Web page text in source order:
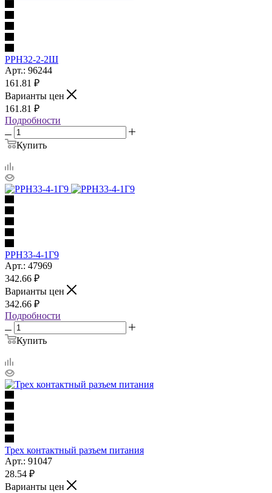
РРН32-2-2Ш
Арт.: 96244
161.81 ₽
Варианты цен
161.81 ₽
Подробности
Купить
РРН33-4-1Г9
Арт.: 47969
342.66 ₽
Варианты цен
342.66 ₽
Подробности
Купить
Трех контактный разъем питания
Арт.: 91047
28.54 ₽
Варианты цен